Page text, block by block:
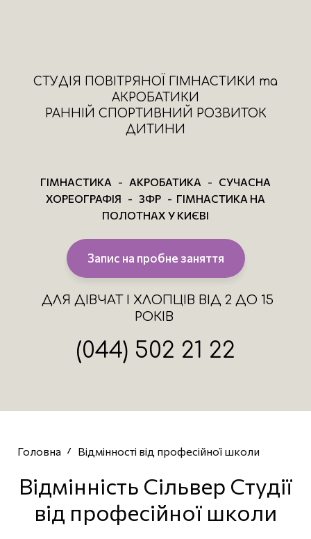
СТУДІЯ ПОВІТРЯНОЇ ГІМНАСТИКИ та
АКРОБАТИКИ
РАННІЙ СПОРТИВНИЙ РОЗВИТОК
ДИТИНИ
ГІМНАСТИКА - АКРОБАТИКА - СУЧАСНА
ХОРЕОГРАФІЯ - ЗФР - ГІМНАСТИКА НА
ПОЛОТНАХ У КИЄВІ
Запис на пробне заняття
ДЛЯ ДІВЧАТ І ХЛОПЦІВ ВІД 2 ДО 15
РОКІВ
(044) 502 21 22
Головна Відмінності від професійної школи
Відмінність Сільвер Студії
від професійної школи